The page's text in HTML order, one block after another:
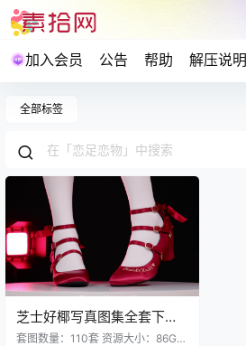
加入会员 公告 帮助 解压说明
全部标签
芝士好椰写真图集全套下载
110期 86GB
套图数量：110套 资源大小：86GB